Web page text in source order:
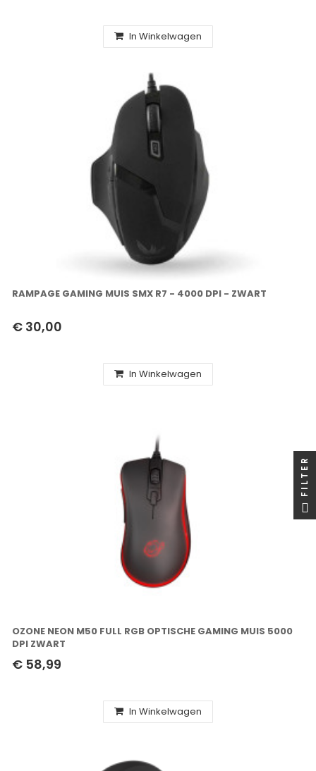
In Winkelwagen
RAMPAGE GAMING MUIS SMX R7 - 4000 DPI - ZWART
€ 30,00
In Winkelwagen
OZONE NEON M50 FULL RGB OPTISCHE GAMING MUIS 5000
DPI ZWART
€ 58,99
In Winkelwagen
FILTER